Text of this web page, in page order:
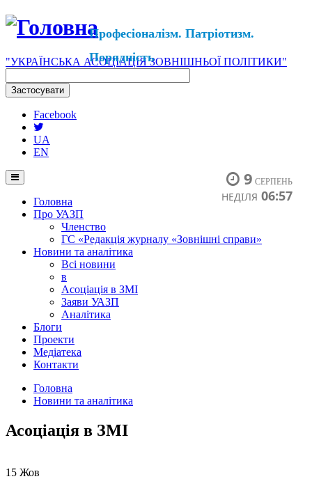
"УКРАЇНСЬКА АСОЦІАЦІЯ ЗОВНІШНЬОЇ ПОЛІТИКИ"
Професіоналізм. Патріотизм.
Порядність
Facebook
UA
EN
9 СЕРПЕНЬ
НЕДІЛЯ 06:57
Головна
Про УАЗП
Членство
ГС «Редакція журналу «Зовнішні справи»
Новини та аналітика
Всі новини
в
Асоціація в ЗМІ
Заяви УАЗП
Аналітика
Блоги
Проекти
Медіатека
Контакти
Головна
Новини та аналітика
Асоціація в ЗМІ
15 Жов